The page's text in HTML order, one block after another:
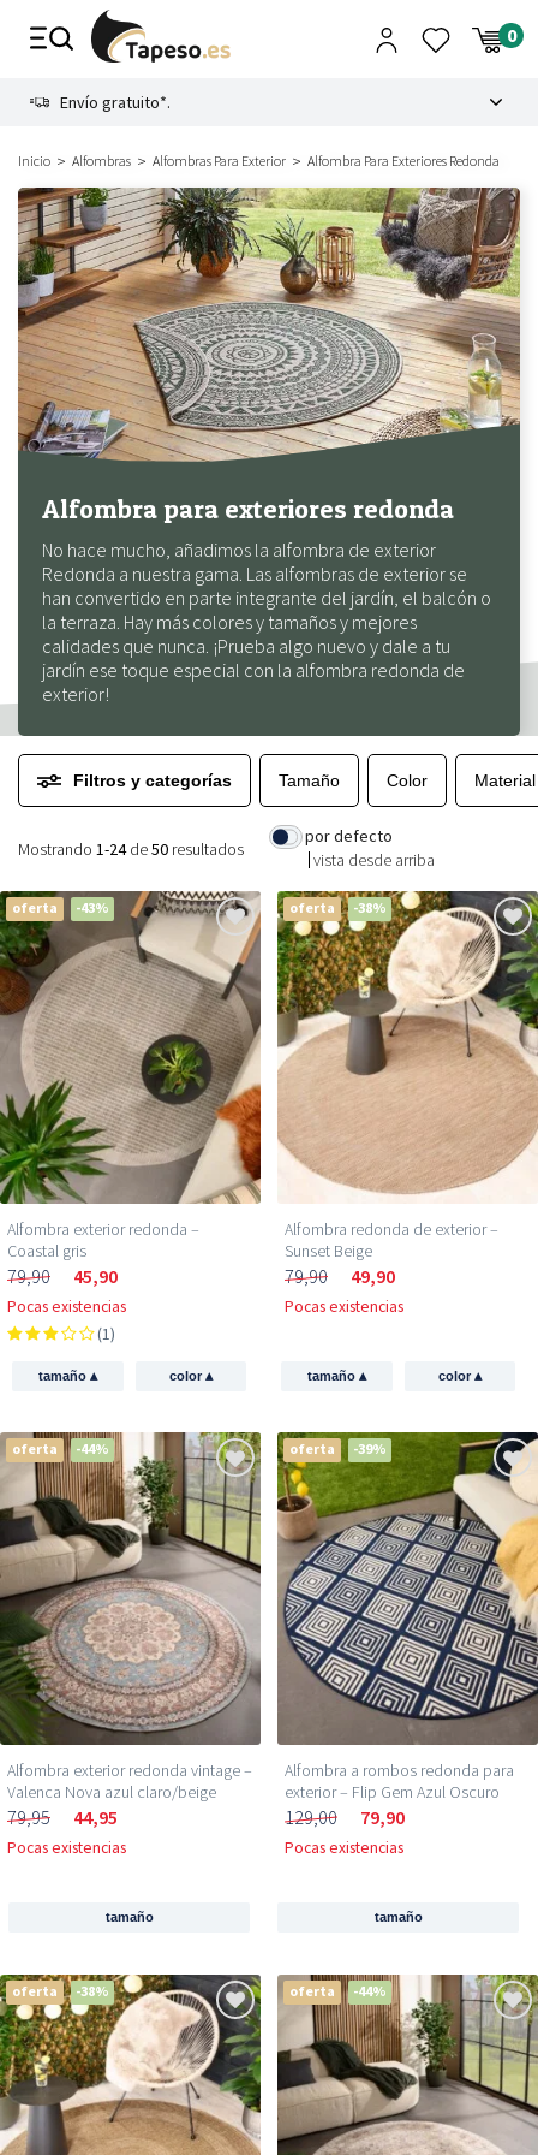
Método de pago seguro
Inicio Alfombras Alfombras Para Exterior Alfombra Para Exteriores Redonda
Alfombra para exteriores redonda
No hace mucho, añadimos la alfombra de exterior
Redonda a nuestra gama. Las alfombras de exterior se
han convertido en parte integrante del jardín, el balcón o
la terraza. Hay más colores y tamaños y mejores
calidades que nunca. ¡Prueba algo nuevo y dale a tu
jardín ese toque especial con la alfombra redonda de
exterior!
Filtros y categorías Tamaño Color Material
por defecto
vista desde arriba
Mostrando 1-24de50 resultados
oferta -43%
Alfombra exterior redonda –
Coastal gris
79,90 45,90
Pocas existencias
(1)
tamaño ▴ color▴
oferta -38%
Alfombra redonda de exterior –
Sunset Beige
79,90 49,90
Pocas existencias
tamaño ▴ color▴
oferta -44%
Alfombra exterior redonda vintage –
Valenca Nova azul claro/beige
79,95 44,95
Pocas existencias
tamaño
oferta -39%
Alfombra a rombos redonda para
exterior – Flip Gem Azul Oscuro
129,00 79,90
Pocas existencias
tamaño
oferta -38% oferta -44%